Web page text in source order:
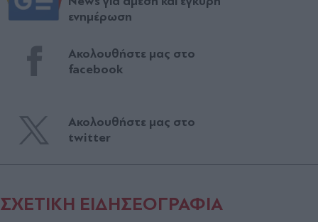
ενημέρωση
Ακολουθήστε μας στο
facebook
Ακολουθήστε μας στο
twitter
ΣΧΕΤΙΚΗ ΕΙΔΗΣΕΟΓΡΑΦΙΑ